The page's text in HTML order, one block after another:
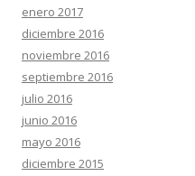
enero 2017
diciembre 2016
noviembre 2016
septiembre 2016
julio 2016
junio 2016
mayo 2016
diciembre 2015